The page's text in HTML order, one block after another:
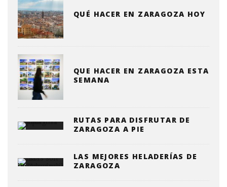
QUÉ HACER EN ZARAGOZA HOY
QUE HACER EN ZARAGOZA ESTA
SEMANA
RUTAS PARA DISFRUTAR DE
ZARAGOZA A PIE
LAS MEJORES HELADERÍAS DE
ZARAGOZA